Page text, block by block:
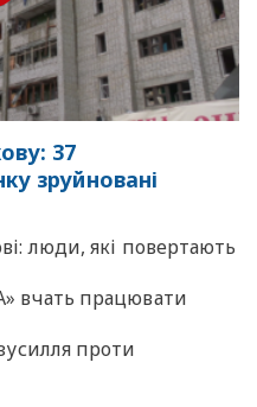
37
зруйновані
люди, які повертають
вчать працювати
проти